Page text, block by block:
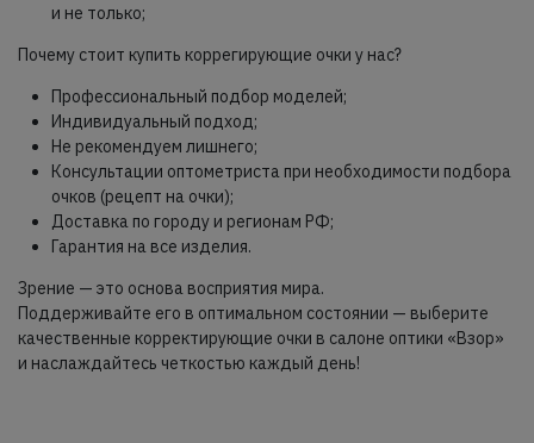
и не только;
Почему стоит купить коррегирующие очки у нас?
Профессиональный подбор моделей;
Индивидуальный подход;
Не рекомендуем лишнего;
Консультации оптометриста при необходимости подбора
очков (рецепт на очки);
Доставка по городу и регионам РФ;
Гарантия на все изделия.
Зрение — это основа восприятия мира.
Поддерживайте его в оптимальном состоянии — выберите
качественные корректирующие очки в салоне оптики «Взор»
и наслаждайтесь четкостью каждый день!